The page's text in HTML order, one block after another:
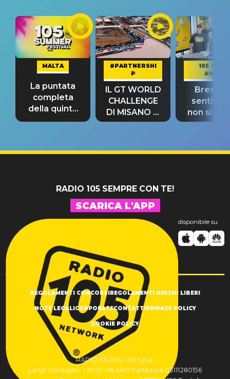
MALTA
La puntata
completa
della quinta
tappa
#PARTNERSHI
P
IL GT WORLD
CHALLENGE
DI MISANO si
riconferma
105 TAKE
AWAY
Bresh:
non si
fino alla
RADIO 105 SEMPRE CON TE!
SCARICA L'APP
disponibile su
REGOLAMENTI CONCORSIREGOLAMENTI GIOCHI LIBERI
NOTE LEGALICORPORATECONTATTIPRIVACY POLICY
COOKIE POLICY
RADIO STUDIO 105 S.p.A.
Largo Donegani, 1 20121 MILANO Partita Iva 03111280156